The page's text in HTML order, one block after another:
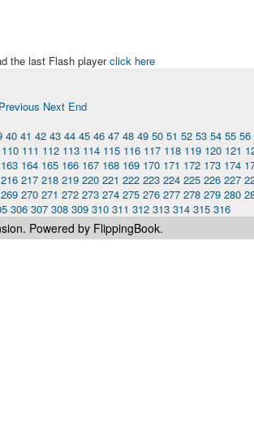
the last Flash playerclick here
Previous Next End
40 41 42 43 44 45 46 47 48 49 50 51 52 53 54 55 56
110 111 112 113 114 115 116 117 118 119 120 121
163 164 165 166 167 168 169 170 171 172 173 174
216 217 218 219 220 221 222 223 224 225 226 227
269 270 271 272 273 274 275 276 277 278 279 280
306 307 308 309 310 311 312 313 314 315 316
Powered by FlippingBook.